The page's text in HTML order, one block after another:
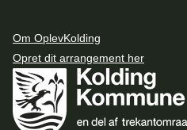
Om OplevKolding
Opret dit arrangement her